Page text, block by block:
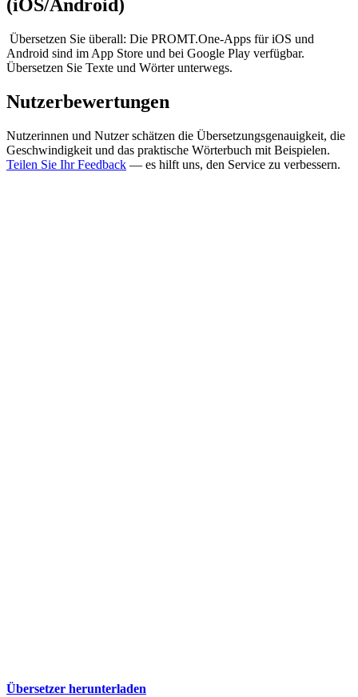
(iOS/Android)
Übersetzen Sie überall: Die PROMT.One-Apps für iOS und
Android sind im App Store und bei Google Play verfügbar.
Übersetzen Sie Texte und Wörter unterwegs.
Nutzerbewertungen
Nutzerinnen und Nutzer schätzen die Übersetzungsgenauigkeit, die
Geschwindigkeit und das praktische Wörterbuch mit Beispielen.
Teilen Sie Ihr Feedback — es hilft uns, den Service zu verbessern.
Übersetzer herunterladen